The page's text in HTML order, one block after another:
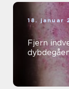
18. januar
Fjern